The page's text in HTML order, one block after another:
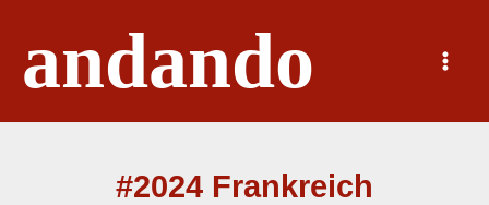
springenandando
Main
Menu
#2024 Frankreich